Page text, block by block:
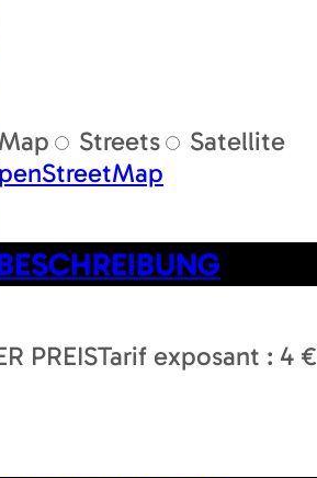
Streets
Satellite
PREISTarif exposant : 4